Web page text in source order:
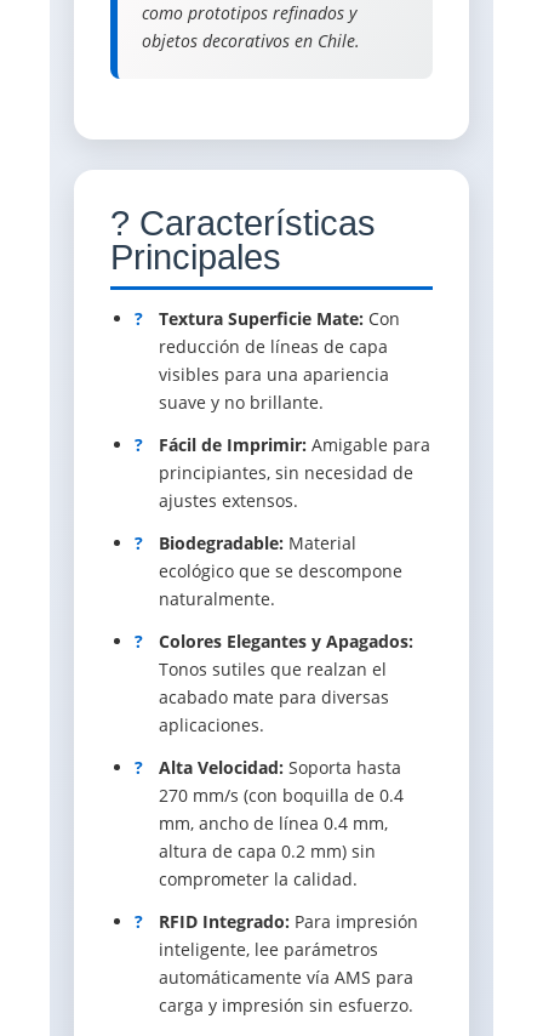
como prototipos refinados y
objetos decorativos en Chile.
? Características
Principales
? Textura Superficie Mate: Con
reducción de líneas de capa
visibles para una apariencia
suave y no brillante.
?
Fácil de Imprimir: Amigable para
principiantes, sin necesidad de
ajustes extensos.
?
Biodegradable: Material
ecológico que se descompone
naturalmente.
?
Colores Elegantes y Apagados:
Tonos sutiles que realzan el
acabado mate para diversas
aplicaciones.
?
Alta Velocidad: Soporta hasta
270 mm/s (con boquilla de 0.4
mm, ancho de línea 0.4 mm,
altura de capa 0.2 mm) sin
comprometer la calidad.
?
RFID Integrado: Para impresión
inteligente, lee parámetros
automáticamente vía AMS para
carga y impresión sin esfuerzo.